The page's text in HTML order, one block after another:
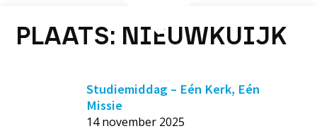
PLAATS: NIEUWKUIJK
Studiemiddag – Eén Kerk, Eén
Missie
14 november 2025